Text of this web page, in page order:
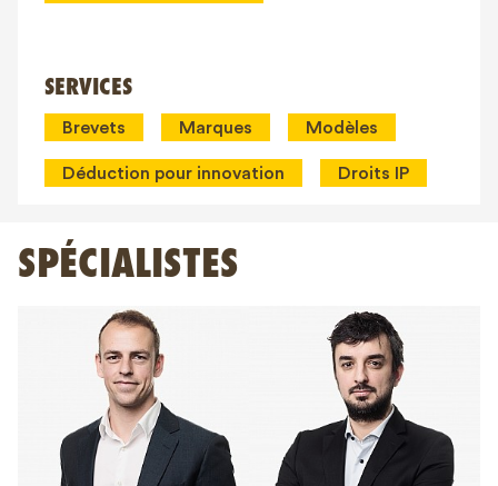
SERVICES
Brevets Marques Modèles
Déduction pour innovation Droits IP
SPÉCIALISTES